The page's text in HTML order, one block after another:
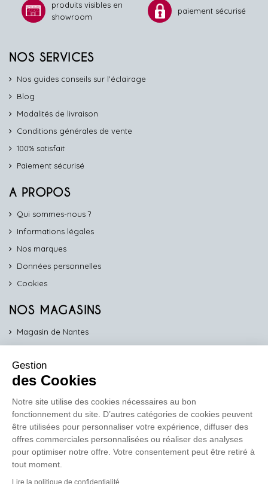
produits visibles en
showroom
paiement sécurisé
NOS SERVICES
Nos guides conseils sur l'éclairage
Blog
Modalités de livraison
Conditions générales de vente
100% satisfait
Paiement sécurisé
A PROPOS
Qui sommes-nous ?
Informations légales
Nos marques
Données personnelles
Cookies
NOS MAGASINS
Magasin de Nantes
Magasin de Vannes
Magasin d'Orléans
COMPTOIR PRO
work
Comptoir des Lustres vous propose ses services dédiés aux
Gestion
des Cookies
Notre site utilise des cookies nécessaires au bon
fonctionnement du site. D’autres catégories de cookies peuvent
être utilisées pour personnaliser votre expérience, diffuser des
offres commerciales personnalisées ou réaliser des analyses
pour optimiser notre offre. Votre consentement peut être retiré à
tout moment.
Lire la politique de confidentialité